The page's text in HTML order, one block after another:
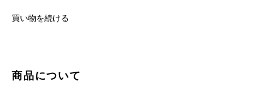
買い物を続ける
商品について